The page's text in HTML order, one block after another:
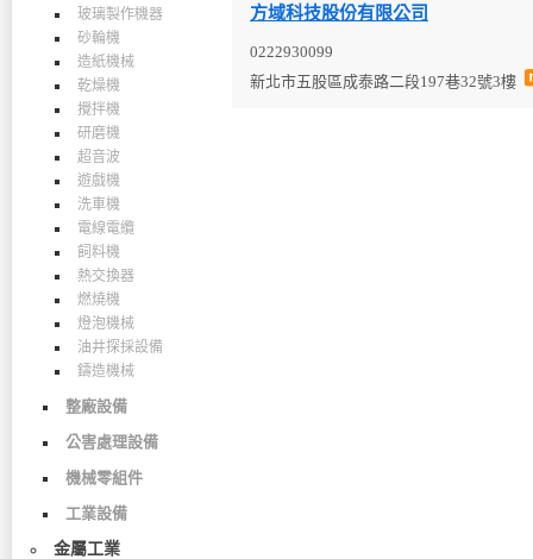
玻璃製作機器
砂輪機
造紙機械
乾燥機
攪拌機
研磨機
超音波
遊戲機
洗車機
電線電纜
飼料機
熱交換器
燃燒機
燈泡機械
油井探採設備
鑄造機械
整廠設備
公害處理設備
機械零組件
工業設備
金屬工業
方域科技股份有限公司
0222930099
新北市五股區成泰路二段197巷32號3樓